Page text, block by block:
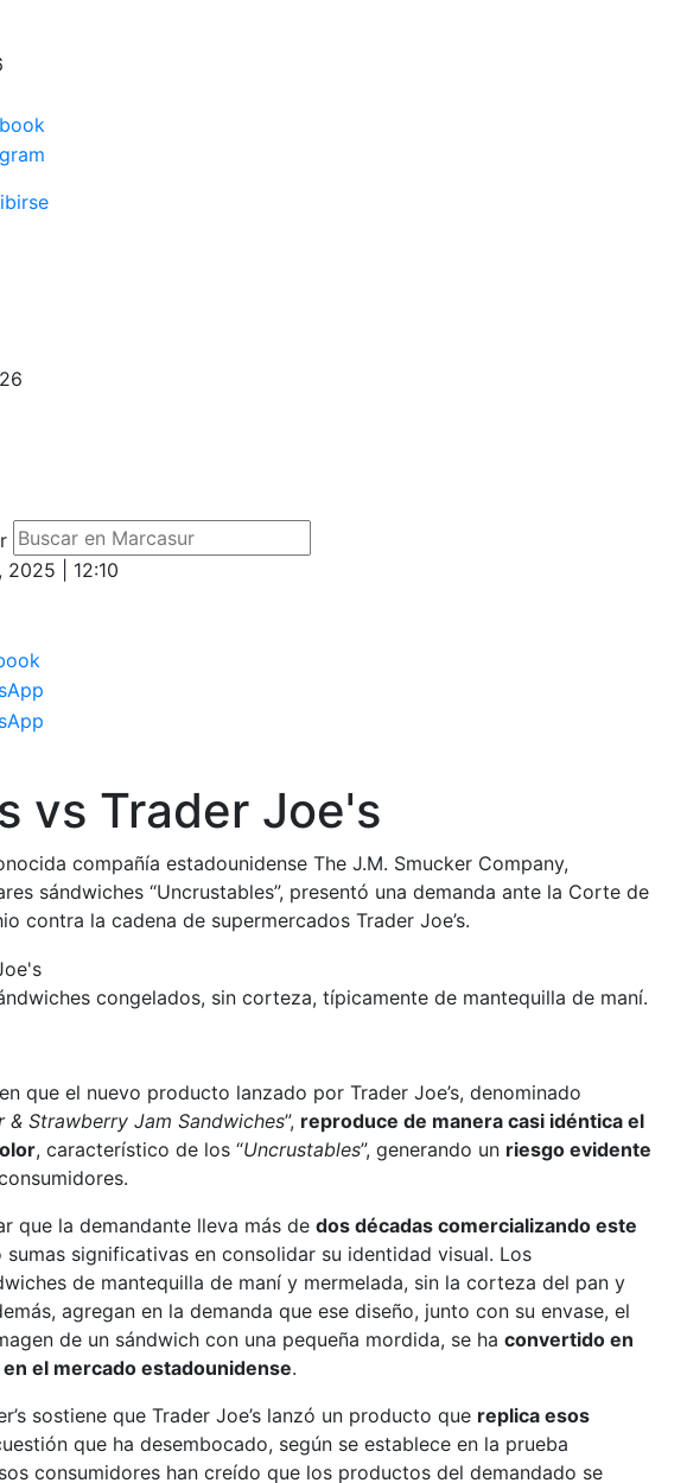
2025 | 12:10
vs Trader Joe's
compañía estadounidense The J.M. Smucker Company,
sándwiches “Uncrustables”, presentó una demanda ante la Corte de
contra la cadena de supermercados Trader Joe’s.
congelados, sin corteza, típicamente de mantequilla de maní.
que el nuevo producto lanzado por Trader Joe’s, denominado
& Strawberry Jam Sandwiches”, reproduce de manera casi idéntica el
, característico de los “Uncrustables”, generando un riesgo evidente
que la demandante lleva más de dos décadas comercializando este
significativas en consolidar su identidad visual. Los
de mantequilla de maní y mermelada, sin la corteza del pan y
agregan en la demanda que ese diseño, junto con su envase, el
de un sándwich con una pequeña mordida, se ha convertido en
el mercado estadounidense.
sostiene que Trader Joe’s lanzó un producto que replica esos
que ha desembocado, según se establece en la prueba
consumidores han creído que los productos del demandado se